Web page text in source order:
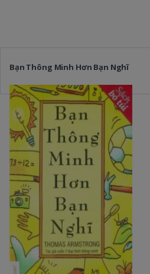
Bạn Thông Minh Hơn Bạn Nghĩ